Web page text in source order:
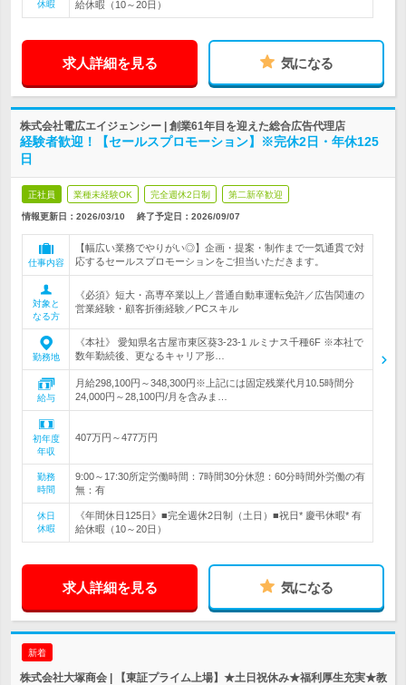
休暇 給休暇（10～20日）
求人詳細を見る 気になる
株式会社電広エイジェンシー | 創業61年目を迎えた総合広告代理店
経験者歓迎！【セールスプロモーション】※完休2日・年休125
日
正社員 業種未経験OK 完全週休2日制 第二新卒歓迎
情報更新日：2026/03/10 終了予定日： 2026/09/07
仕事内容
【幅広い業務でやりがい◎】企画・提案・制作まで一気通貫で対
応するセールスプロモーションをご担当いただきます。
対象と
なる方
《必須》短大・高専卒業以上／普通自動車運転免許／広告関連の
営業経験・顧客折衝経験／PCスキル
勤務地
《本社》 愛知県名古屋市東区葵3-23-1 ルミナス千種6F ※本社で
数年勤続後、更なるキャリア形…
給与
月給298,100円～348,300円※上記には固定残業代月10.5時間分
24,000円～28,100円/月を含みま…
初年度
年収
407万円～477万円
勤務
時間
9:00～17:30所定労働時間：7時間30分休憩：60分時間外労働の有
無：有
休日
休暇
《年間休日125日》■完全週休2日制（土日）■祝日* 慶弔休暇* 有
給休暇（10～20日）
求人詳細を見る 気になる
新着
株式会社大塚商会 | 【東証プライム上場】★土日祝休み★福利厚生充実★教